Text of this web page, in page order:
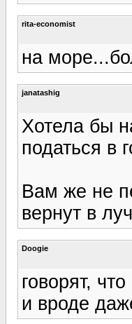
rita-economist
на
janatashig
Хотела бы
податься в
Вам же не
вернут в
Doogie
говорят,
и вроде